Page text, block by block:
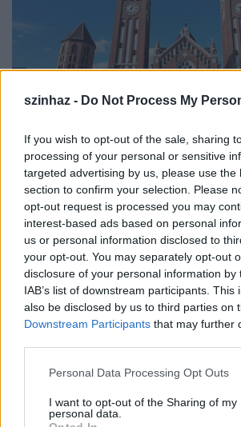
szinhaz - Do Not Process My
If you wish to opt-out of the sale, sharing
processing of your personal or sensitive
targeted advertising by us, please use the
section to confirm your selection. Please
opt-out request is processed you may
interest-based ads based on personal
us or personal information disclosed to
your opt-out. You may separately opt-out
disclosure of your personal information by
IAB’s list of downstream participants. This
also be disclosed by us to third parties on
Downstream Participants that may further
Please note that this website/app uses
not limited to your visit or usage
grant or deny consent to Google and its
Personal Data Processing Opt Outs
I want to opt-out of the Sharing of my
personal data.
Épül a Dóm téri
mtothorsi•2020. július 16.
Megkezdődött a Szegedi
téri játszóhelyének építése. A
helyszínének számító téren elsőként